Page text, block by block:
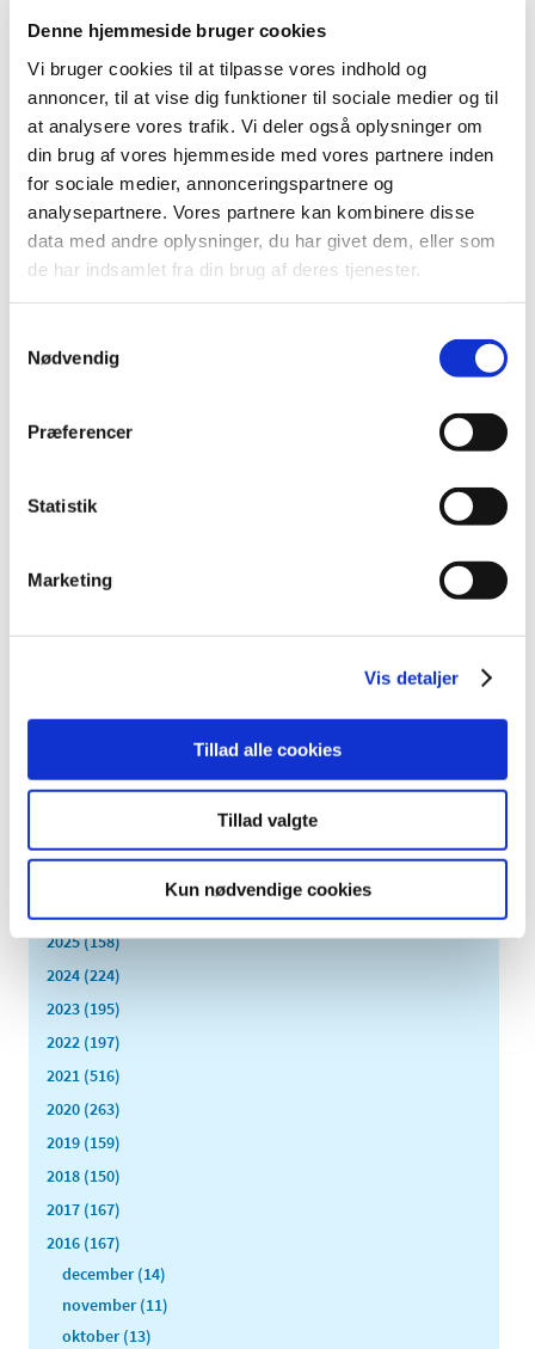
Denne hjemmeside bruger cookies
Vi bruger cookies til at tilpasse vores indhold og
annoncer, til at vise dig funktioner til sociale medier og til
at analysere vores trafik. Vi deler også oplysninger om
din brug af vores hjemmeside med vores partnere inden
for sociale medier, annonceringspartnere og
analysepartnere. Vores partnere kan kombinere disse
data med andre oplysninger, du har givet dem, eller som
de har indsamlet fra din brug af deres tjenester.
Nødvendig
Præferencer
Statistik
Marketing
Vis detaljer
Tillad alle cookies
Tillad valgte
Kun nødvendige cookies
|10. august 2016|
Lægemiddelstyrelsen har besluttet, at Hydrokortison
”Orion”® skal have generelt tilskud med virkning fra 12.
Bevilling til Vordingborg Apotek
|9. august 2016|
Lægemiddelstyrelsen har den 8. august 2016 meddelt
Birgitte Egeberg Carlsen bevilling til at drive…
Fortrydelsespiller kan svigte, hvis man bruger
|5. august 2016
Norlevo eller Levodonna, skal være opmærksomme på,…
|4. august 2016
hvordan vi arbejder med sikkerheden for danske
Lægemidler afprøvet hos Semler sælges ikke
Lægemidler, der er godkendt på baggrund af data fra
virksomheden Semler, sælges ikke længere på det
2025 (158)
2024 (224)
2023 (195)
2022 (197)
2021 (516)
2020 (263)
2019 (159)
2018 (150)
2017 (167)
2016 (167)
december (14)
november (11)
oktober (13)